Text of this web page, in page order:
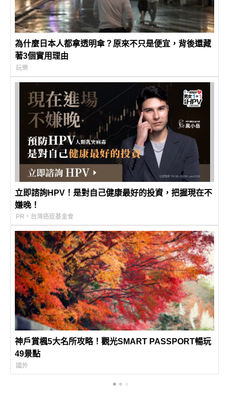
為什麼日本人都拿透明傘？原來不只是便宜，背後還藏
著3個實用理由
玩樂
立即諮詢HPV！是對自己健康最好的投資，把握現在不
嫌晚！
PR・台灣癌症基金會
神戶賞楓5大名所攻略！觀光SMART PASSPORT暢玩
49景點
國外